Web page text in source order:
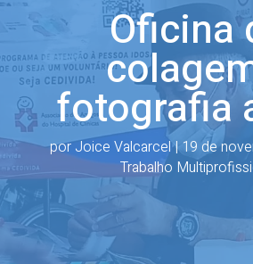
Oficina
fotografia
porJoice Valcarcel|19 de
Trabalho